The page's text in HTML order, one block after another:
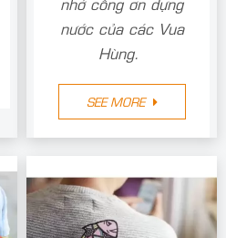
nước của các Vua
Hùng.
SEE MORE